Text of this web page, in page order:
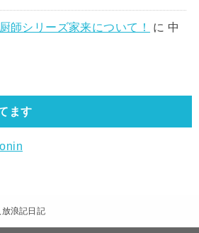
師シリーズ家来について！ に 中
ます
放浪記日記